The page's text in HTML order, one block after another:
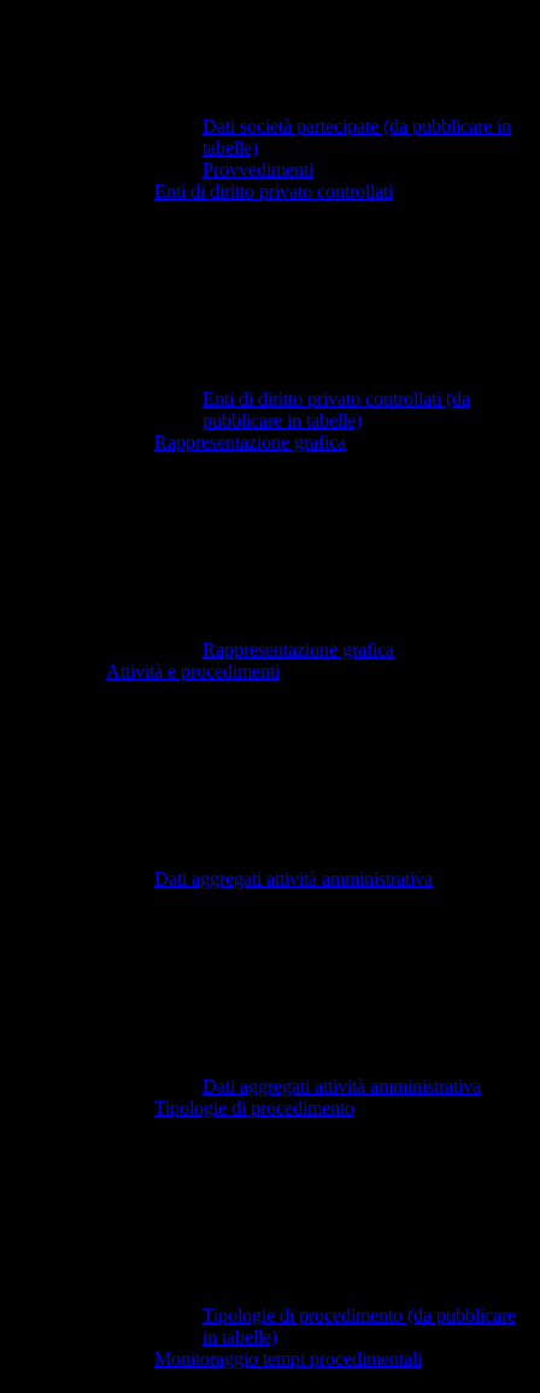
Dati società partecipate (da pubblicare in
tabelle)
Provvedimenti
Enti di diritto privato controllati
Enti di diritto privato controllati (da
pubblicare in tabelle)
Rappresentazione grafica
Rappresentazione grafica
Attività e procedimenti
Dati aggregati attività amministrativa
Dati aggregati attività amministrativa
Tipologie di procedimento
Tipologie di procedimento (da pubblicare
in tabelle)
Monitoraggio tempi procedimentali